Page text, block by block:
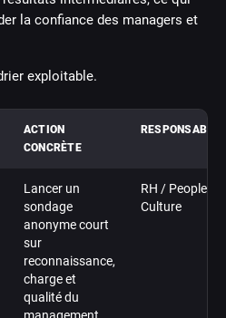
la confiance des managers et
exploitable.
ACTION
CONCRÈTE
RESPONSABLE
Lancer un
sondage
anonyme court
sur
reconnaissance,
charge et
qualité du
RH / People &
Culture